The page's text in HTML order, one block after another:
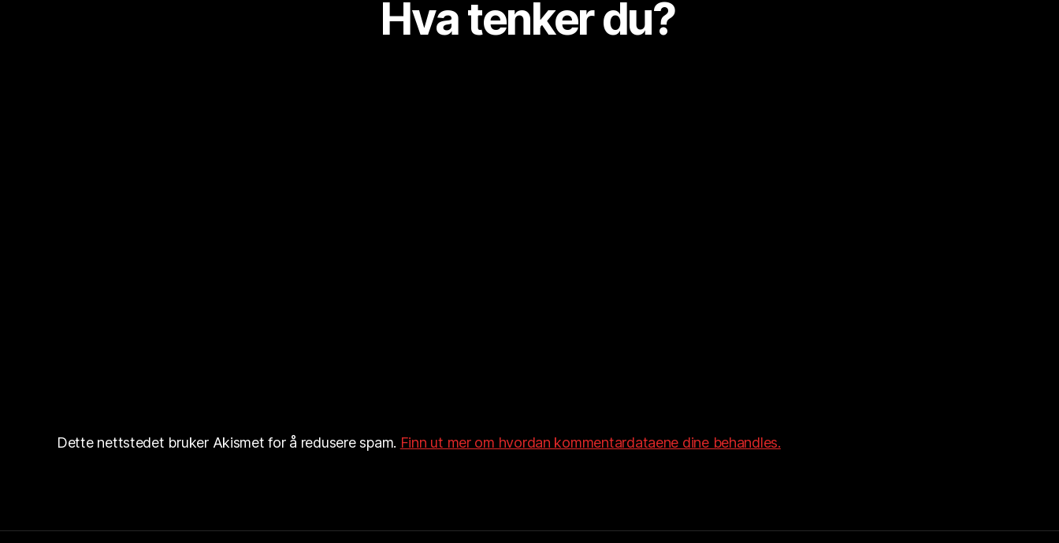
Hva tenker du?
Dette nettstedet bruker Akismet for å redusere spam. Finn ut mer om hvordan kommentardataene dine behandles.